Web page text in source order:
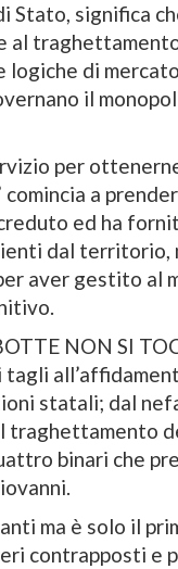
Stato, significa
al
logiche di
il
per
a
ed ha
dal territorio,
aver gestito al
NON SI
tagli
statali; dal
traghettamento
binari che
ma è solo il
contrapposti e